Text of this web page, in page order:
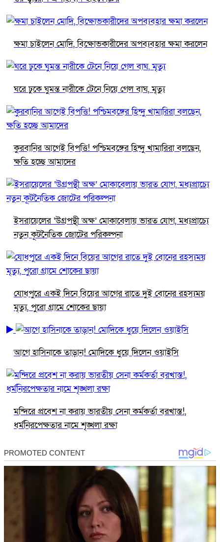
ক্ষমা চাইলেন মোদি, বিক্ষোভকারীদের অপব্যবহার ক্ষমা করলেন
ঘরে ঢুকে ঘুমন্ত নারীকে টেনে নিয়ে গেল বাঘ, মৃত্যু
কুরবানির আগেই বিপত্তি! পশ্চিমবঙ্গের হিন্দু খামারিরা বলছেন,
ক্ষতি হচ্ছে আমাদের
ইসরায়েলের ‘উগ্রপন্থী অক্ষ’ মোকাবেলায় ভারত যোগ, মধ্যপ্রাচ্যে
নতুন কূটনৈতিক জোটের পরিকল্পনা
যোধপুরে একই দিনে বিয়ের আগের রাতে দুই বোনের রহস্যময়
মৃত্যু, পুরো গ্রামে শোকের ছায়া
আগে হাসিনাকে তাড়ান! মোদিকে ধুয়ে দিলেন ওয়াইসি
মন্দিরে প্রবেশ না করায় ভারতীয় সেনা কর্মকর্তা বরখাস্ত!,
ধর্মনিরপেক্ষতার নামে শৃঙ্খলা রক্ষা